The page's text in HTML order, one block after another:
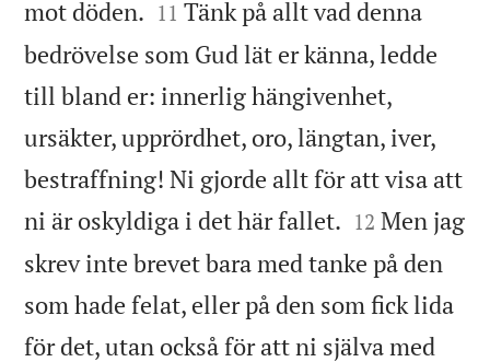
mot döden. 

11 Tänk på allt vad denna
bedrövelse som Gud lät er känna, ledde
till bland er: innerlig hängivenhet,
ursäkter, upprördhet, oro, längtan, iver,
bestraffning! Ni gjorde allt för att visa att
ni är oskyldiga i det här fallet. 

12 Men jag
skrev inte brevet bara med tanke på den
som hade felat, eller på den som fick lida
för det, utan också för att ni själva med